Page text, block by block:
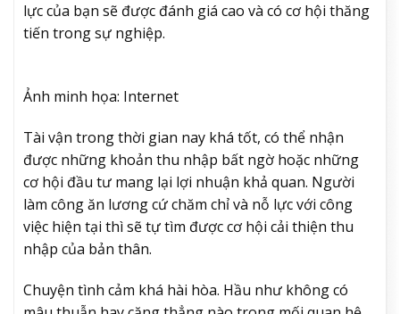
lực của bạn sẽ được đánh giá cao và có cơ hội thăng
tiến trong sự nghiệp.
Ảnh minh họa: Internet
Tài vận trong thời gian nay khá tốt, có thể nhận
được những khoản thu nhập bất ngờ hoặc những
cơ hội đầu tư mang lại lợi nhuận khả quan. Người
làm công ăn lương cứ chăm chỉ và nỗ lực với công
việc hiện tại thì sẽ tự tìm được cơ hội cải thiện thu
nhập của bản thân.
Chuyện tình cảm khá hài hòa. Hầu như không có